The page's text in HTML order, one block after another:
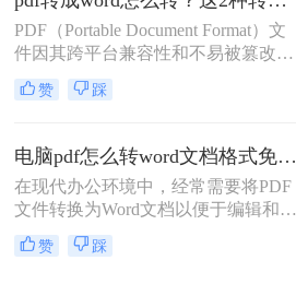
PDF（Portable Document Format）文
件因其跨平台兼容性和不易被篡改的
特性，在文档分享和存储中得到了广
泛应用。然而，有时我们需要对PDF
转换成Word文档。那么pdf转成word
怎么转呢？本文将介绍两种将PDF转
换成Word的方法，包括使用专业的
PDF转换软件和在线转换工具。
赞 踩
电脑pdf怎么转word文档格式免费？这2个方法了解一下！
在现代办公环境中，经常需要将PDF
文件转换为Word文档以便于编辑和修
改。对于那些希望节省成本的用户来
说，找到一种免费且有效的PDF转
赞 踩